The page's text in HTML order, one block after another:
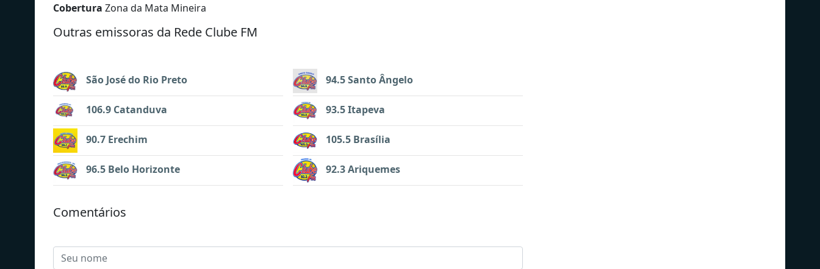
Cobertura Zona da Mata Mineira
Outras emissoras da Rede Clube FM
São José do Rio Preto
106.9 Catanduva
90.7 Erechim
96.5 Belo Horizonte
94.5 Santo Ângelo
93.5 Itapeva
105.5 Brasília
92.3 Ariquemes
Comentários